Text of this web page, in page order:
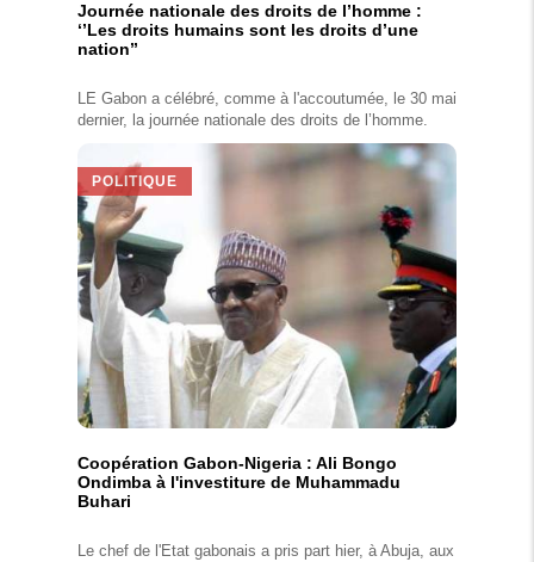
Journée nationale des droits de l’homme :
‘’Les droits humains sont les droits d’une
nation’’
LE Gabon a célébré, comme à l'accoutumée, le 30 mai
dernier, la journée nationale des droits de l’homme.
POLITIQUE
Coopération Gabon-Nigeria : Ali Bongo
Ondimba à l'investiture de Muhammadu
Buhari
Le chef de l'Etat gabonais a pris part hier, à Abuja, aux